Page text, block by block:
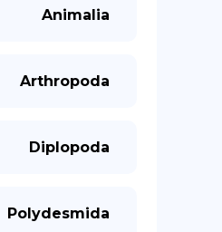
Animalia
Arthropoda
Diplopoda
Polydesmida